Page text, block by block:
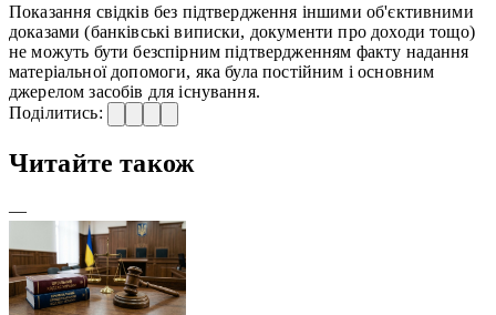
Показання свідків без підтвердження іншими об'єктивними
доказами (банківські виписки, документи про доходи тощо)
не можуть бути безспірним підтвердженням факту надання
матеріальної допомоги, яка була постійним і основним
джерелом засобів для існування.
Поділитись:
Читайте також
—